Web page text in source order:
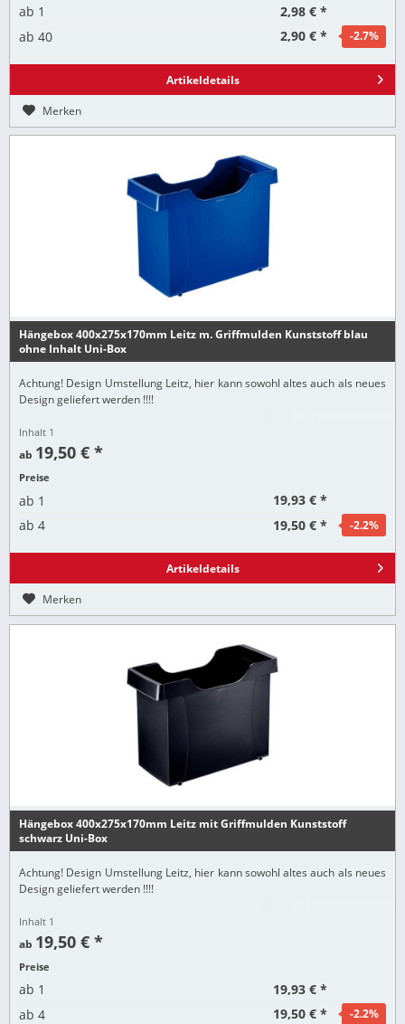
ab 1
2,98 € *
ab 40 2,90 € * -2.7%
Artikeldetails
Merken
Hängebox 400x275x170mm Leitz m. Griffmulden Kunststoff blau
ohne Inhalt Uni-Box
Achtung! Design Umstellung Leitz, hier kann sowohl altes auch als neues
Design geliefert werden !!!!
Inhalt 1
ab 19,50 € *
Preise
ab 1
19,93 € *
ab 4 19,50 € * -2.2%
Artikeldetails
Merken
Hängebox 400x275x170mm Leitz mit Griffmulden Kunststoff
schwarz Uni-Box
Achtung! Design Umstellung Leitz, hier kann sowohl altes auch als neues
Design geliefert werden !!!!
Inhalt 1
ab 19,50 € *
Preise
ab 1
19,93 € *
ab 4 19,50 € * -2.2%